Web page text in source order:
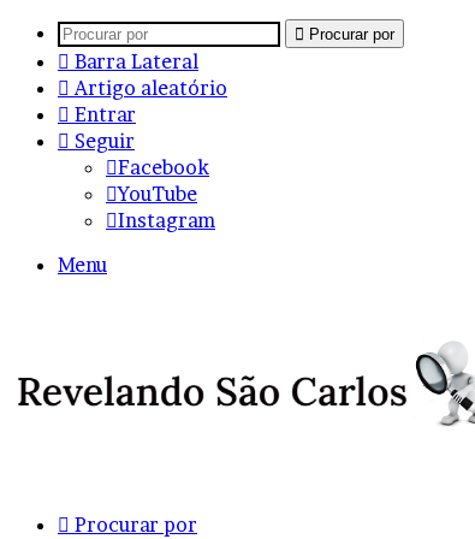
Procurar por
Barra Lateral
Artigo aleatório
Entrar
Seguir
Facebook
YouTube
Instagram
Menu
Procurar por